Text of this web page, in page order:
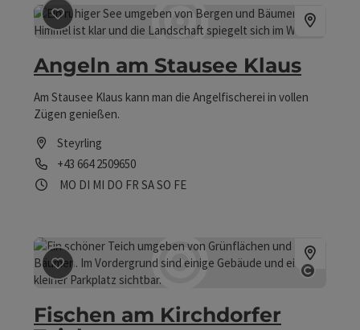
Beitrag merken: Angeln am Stausee Klaus
Angeln am Stausee Klaus
Am Stausee Klaus kann man die Angel­fischerei in vollen
Zügen genießen.
Steyrling
Telefon
+43 664 2509650
Öffnungszeiten
MO Montag geöffnet
DI Dienstag geöffnet
MI Mittwoch geöffnet
DO Donnerstag geöffnet
FR Freitag geöffnet
SA Samstag geöffnet
SO Sonntag geöffnet
FEFeiertag geöffnet
Beitrag merken: Fischen am Kirchdorfer Teich
Fischen am Kirchdorfer